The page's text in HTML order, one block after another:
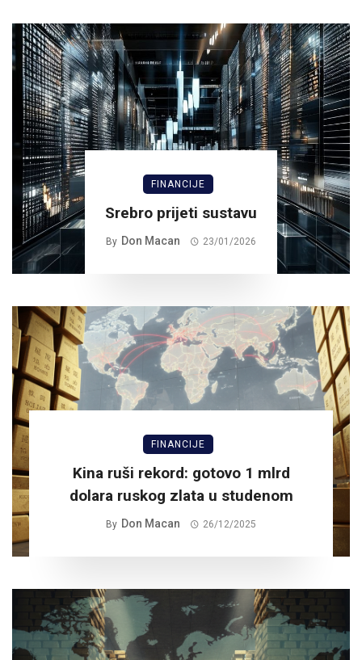
FINANCIJE
Srebro prijeti sustavu
By Don Macan 23/01/2026
FINANCIJE
Kina ruši rekord: gotovo 1 mlrd
dolara ruskog zlata u studenom
By Don Macan 26/12/2025